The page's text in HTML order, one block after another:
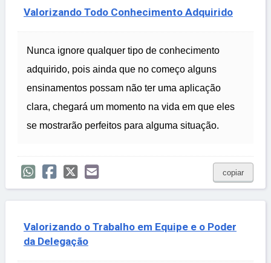
Valorizando Todo Conhecimento Adquirido
Nunca ignore qualquer tipo de conhecimento
adquirido, pois ainda que no começo alguns
ensinamentos possam não ter uma aplicação
clara, chegará um momento na vida em que eles
se mostrarão perfeitos para alguma situação.
copiar
Valorizando o Trabalho em Equipe e o Poder
da Delegação